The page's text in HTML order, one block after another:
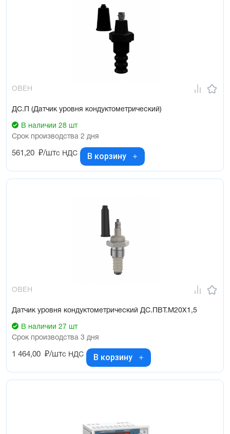
ОВЕН
ДС.П (Датчик уровня кондуктометрический)
В наличии 28 шт
Срок производства 2 дня
561,20 ₽/штс НДС В корзину
ОВЕН
Датчик уровня кондуктометрический ДС.ПВТ.М20Х1,5
В наличии 27 шт
Срок производства 3 дня
1 464,00 ₽/штс НДС В корзину